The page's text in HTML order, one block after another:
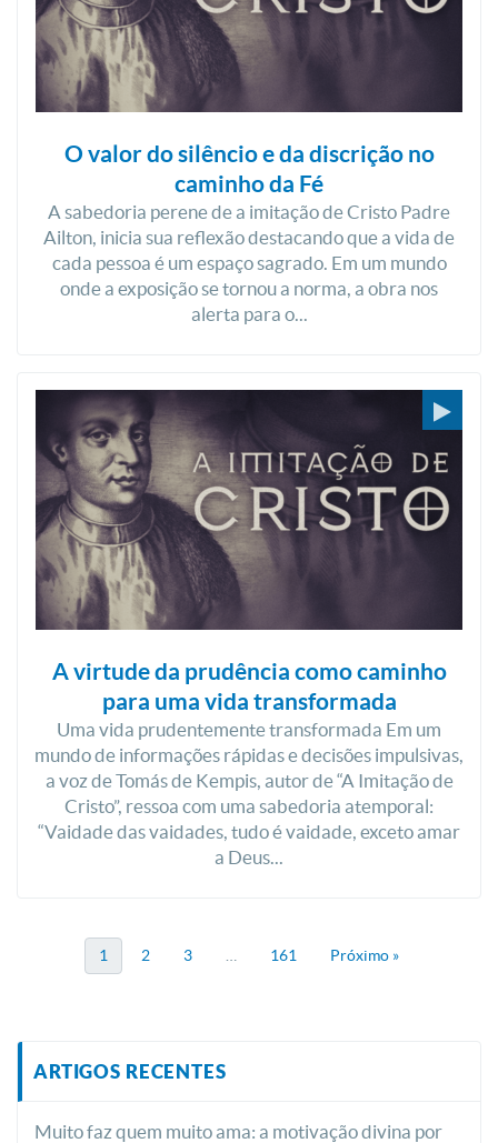
O valor do silêncio e da discrição no
caminho da Fé
A sabedoria perene de a imitação de Cristo Padre
Ailton, inicia sua reflexão destacando que a vida de
cada pessoa é um espaço sagrado. Em um mundo
onde a exposição se tornou a norma, a obra nos
alerta para o...
A virtude da prudência como caminho
para uma vida transformada
Uma vida prudentemente transformada Em um
mundo de informações rápidas e decisões impulsivas,
a voz de Tomás de Kempis, autor de “A Imitação de
Cristo”, ressoa com uma sabedoria atemporal:
“Vaidade das vaidades, tudo é vaidade, exceto amar
a Deus...
1 2 3 161 Próximo »
ARTIGOS RECENTES
Muito faz quem muito ama: a motivação divina por